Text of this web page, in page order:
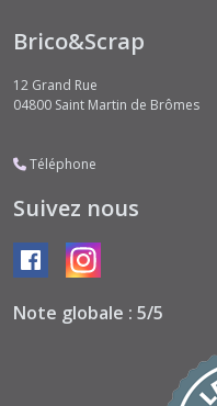
Brico&Scrap
12 Grand Rue
04800 Saint Martin de Brômes
Téléphone
Suivez nous
Note globale : 5/5